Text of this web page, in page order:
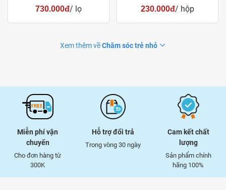
730.000đ/ lọ 230.000đ/ hộp
Xem thêm vềChăm sóc trẻ nhỏ
Miễn phí vận
chuyển
Cho đơn hàng từ
300K
Hỗ trợ đổi trả
Trong vòng 30 ngày
Cam kết chất
lượng
Sản phẩm chính
hãng 100%